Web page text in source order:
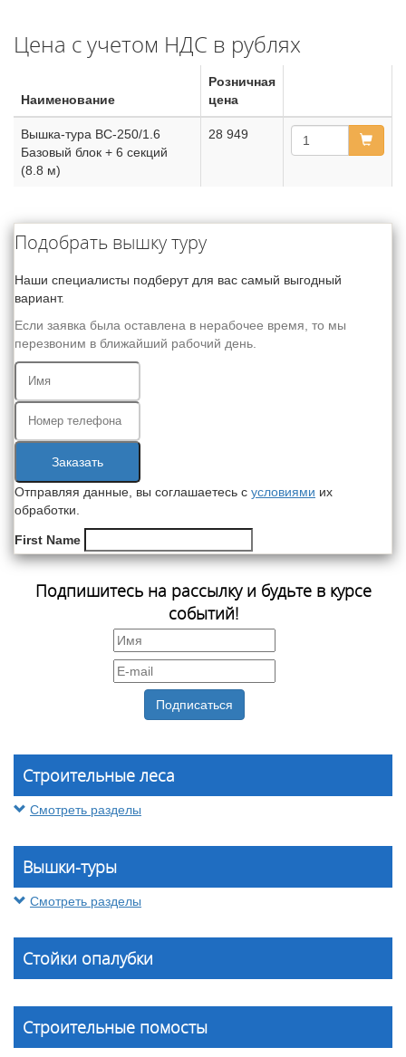
Цена с учетом НДС в рублях
Наименование
Розничная
цена
Вышка-тура ВС-250/1.6
Базовый блок + 6 секций
(8.8 м)
28 949
Подобрать вышку туру
Наши специалисты подберут для вас самый выгодный
вариант.
Если заявка была оставлена в нерабочее время, то мы
перезвоним в ближайший рабочий день.
Заказать
Отправляя данные, вы соглашаетесь с условиями их
обработки.
First Name
Подпишитесь на рассылку и будьте в курсе
событий!
Строительные леса
Смотреть разделы
Вышки-туры
Смотреть разделы
Стойки опалубки
Строительные помосты